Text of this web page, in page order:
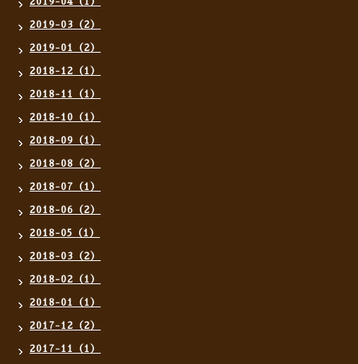
2019-03（2）
2019-01（2）
2018-12（1）
2018-11（1）
2018-10（1）
2018-09（1）
2018-08（2）
2018-07（1）
2018-06（2）
2018-05（1）
2018-03（2）
2018-02（1）
2018-01（1）
2017-12（2）
2017-11（1）